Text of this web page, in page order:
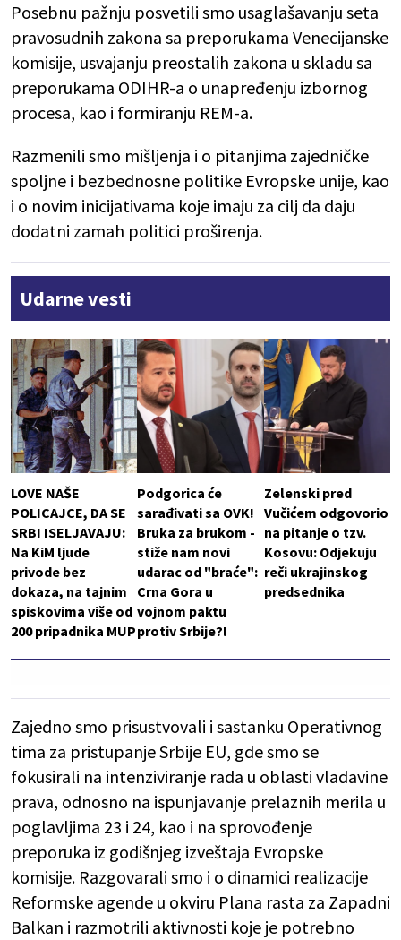
Posebnu pažnju posvetili smo usaglašavanju seta
pravosudnih zakona sa preporukama Venecijanske
komisije, usvajanju preostalih zakona u skladu sa
preporukama ODIHR-a o unapređenju izbornog
procesa, kao i formiranju REM-a.
Razmenili smo mišljenja i o pitanjima zajedničke
spoljne i bezbednosne politike Evropske unije, kao
i o novim inicijativama koje imaju za cilj da daju
dodatni zamah politici proširenja.
Udarne vesti
LOVE NAŠE
POLICAJCE, DA SE
SRBI ISELJAVAJU:
Na KiM ljude
privode bez
dokaza, na tajnim
spiskovima više od
200 pripadnika MUP
Podgorica će
sarađivati sa OVK!
Bruka za brukom -
stiže nam novi
udarac od "braće":
Crna Gora u
vojnom paktu
protiv Srbije?!
Zelenski pred
Vučićem odgovorio
na pitanje o tzv.
Kosovu: Odjekuju
reči ukrajinskog
predsednika
Zajedno smo prisustvovali i sastanku Operativnog
tima za pristupanje Srbije EU, gde smo se
fokusirali na intenziviranje rada u oblasti vladavine
prava, odnosno na ispunjavanje prelaznih merila u
poglavljima 23 i 24, kao i na sprovođenje
preporuka iz godišnjeg izveštaja Evropske
komisije. Razgovarali smo i o dinamici realizacije
Reformske agende u okviru Plana rasta za Zapadni
Balkan i razmotrili aktivnosti koje je potrebno